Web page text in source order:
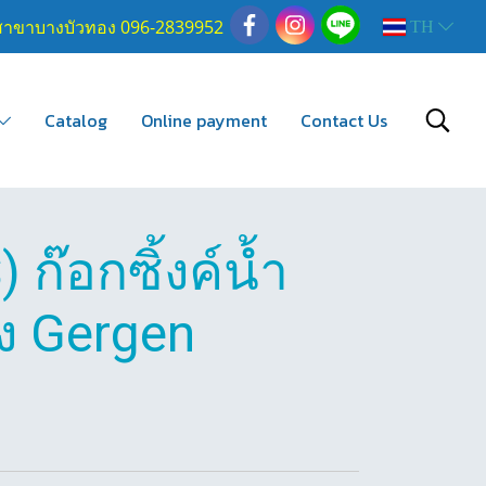
ขาบางบัวทอง 096-2839952 TH
Catalog Online payment Contact Us
ก๊อกซิ้งค์น้ำ
Gergen